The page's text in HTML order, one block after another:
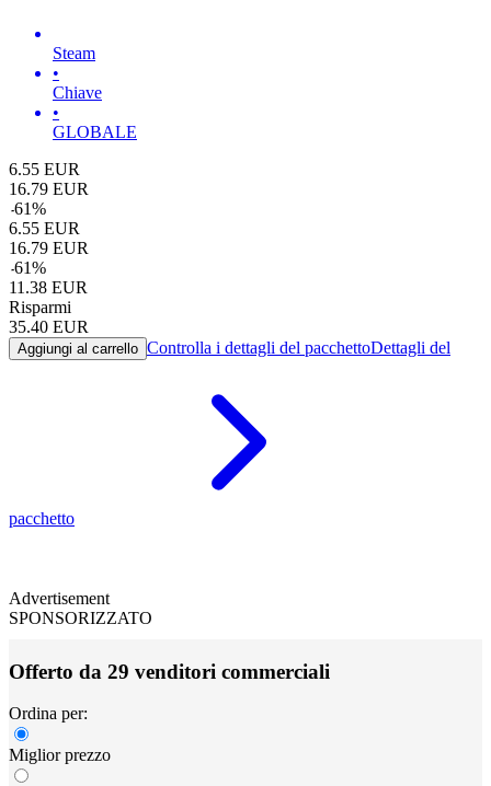
Steam
•
Chiave
•
GLOBALE
6.55 EUR
16.79 EUR
-61%
6.55 EUR
16.79 EUR
-61%
11.38 EUR
Risparmi
35.40 EUR
Aggiungi al carrello Controlla i dettagli del pacchettoDettagli del
pacchetto
Advertisement
SPONSORIZZATO
Offerto da 29 venditori commerciali
Ordina per:
Miglior prezzo